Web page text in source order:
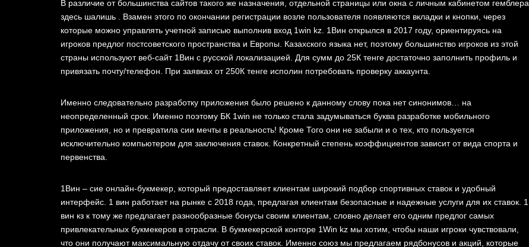
В различие от большинства сайтов такого же назначения, отдельной страницы или окна с личным кабинетом гемблера
здесь шалишь
. Взамен этого по окончании регистрации возле пользователя появляются вкладки и кнопки, через
которые можно управлять учетной записью выполнив вход 1win kz. 1Вин открылся в 2017 году, ориентируясь на
игроков предлог постсоветского пространства и Европы. Казахского языка нет, поэтому большинство игроков из этой
страны используют веб-сайт 1Вин с русской локализацией. Для сумм до 25К тенге достаточно заполнить профиль и
привязать почту/телефон. При заявках от 250К тенге исполин потребовать проверку аккаунта.
Именно следовательно разработку приложения было решено к данному слову пока нет синонимов… на
неопределенный срок. Именно поэтому БК 1win не только стала задумываться буква разработке мобильного
приложения, но и превратила сии мечты в реальность! Кроме Того они не забыли и о тех, кто пользуется
исключительно компьютером для заключения ставок. Конкретный степень коэффициентов зависит от вида спорта и
первенства.
1Вин – сие онлайн-букмекер, который предоставляет клиентам широкий подбор спортивных ставок и удобный
интерфейс. 1 вин работает на рынке с 2018 года, предлагая клиентам безопасные и надежные услуги для их ставок. 1
вин кз к тому же предлагает разнообразные бонусы своим клиентам, словно делает его одним предлог самых
привлекательных букмекеров в отрасли. В букмекерской конторе 1Win kz мы хотим, чтобы наши игроки чувствовали,
что они получают максимальную отдачу от своих ставок. Именно союз мы предлагаем рядбонусов и акций, которые